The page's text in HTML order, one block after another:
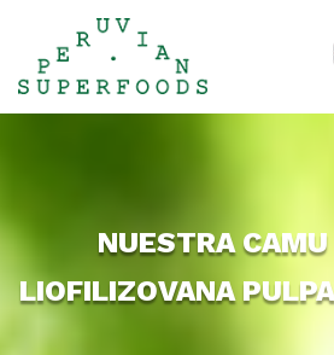
NUESTRA
LIOFILIZOVANA